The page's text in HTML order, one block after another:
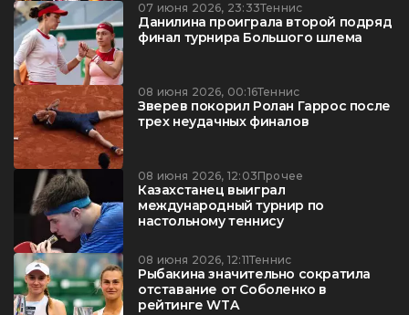
07 июня 2026, 23:33Теннис
Данилина проиграла второй подряд
финал турнира Большого шлема
08 июня 2026, 00:16Теннис
Зверев покорил Ролан Гаррос после
трех неудачных финалов
08 июня 2026, 12:03Прочее
Казахстанец выиграл
международный турнир по
настольному теннису
08 июня 2026, 12:11Теннис
Рыбакина значительно сократила
отставание от Соболенко в
рейтинге WTA